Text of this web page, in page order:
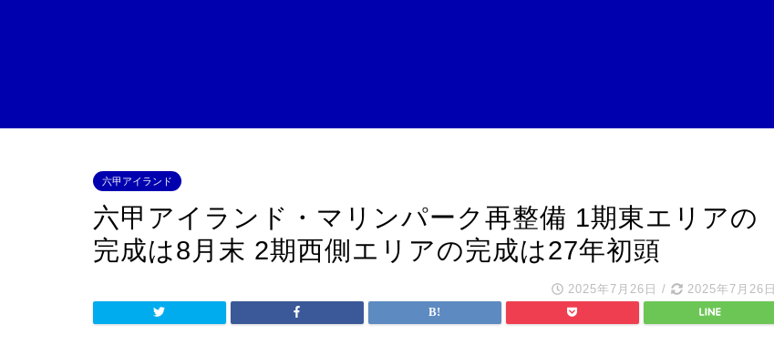
六甲アイランド
六甲アイランド・マリンパーク再整備 1期東エリアの
完成は8月末 2期西側エリアの完成は27年初頭
2025年7月26日 / 2025年7月26日